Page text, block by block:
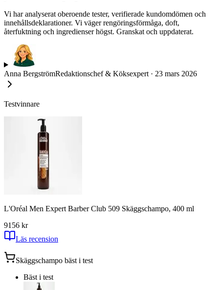
Vi har analyserat oberoende tester, verifierade kundomdömen och
innehållsdeklarationer. Vi väger rengöringsförmåga, doft,
återfuktning och ingredienser högst. Granskat och uppdaterat.
Anna BergströmRedaktionschef & Köksexpert · 23 mars 2026
Testvinnare
L'Oréal Men Expert Barber Club 509 Skäggschampo, 400 ml
9156 kr
Läs recension
Skäggschampo bäst i test
Bäst i test